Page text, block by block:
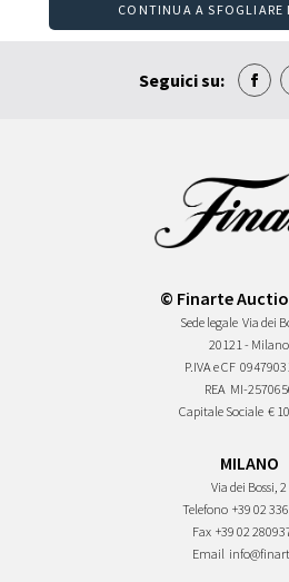
CONTINUA A SFOGLIARE
Seguici su:
© Finarte
Sede legale Via dei
20121 - Milano
P.IVA e CF
REA MI-
Capitale Sociale €
MILANO
Via dei Bossi, 2
Telefono +39 02
Fax +39 02
Email